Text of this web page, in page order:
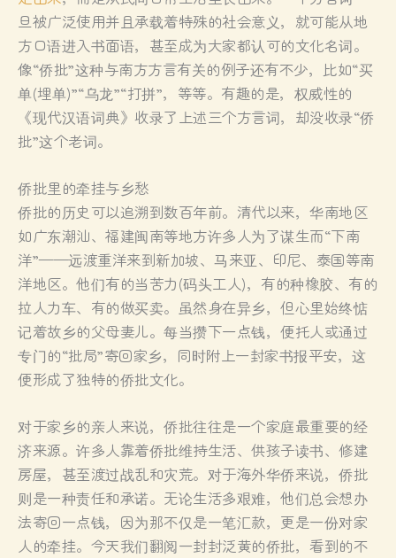
旦被广泛使用并且承载着特殊的社会意义，就可能从地
方口语进入书面语，甚至成为大家都认可的文化名词。
像“侨批”这种与南方方言有关的例子还有不少，比如“买
单(埋单)”“乌龙”“打拼”，等等。有趣的是，权威性的
《现代汉语词典》收录了上述三个方言词，却没收录“侨
批”这个老词。
侨批里的牵挂与乡愁
侨批的历史可以追溯到数百年前。清代以来，华南地区
如广东潮汕、福建闽南等地方许多人为了谋生而“下南
洋”——远渡重洋来到新加坡、马来亚、印尼、泰国等南
洋地区。他们有的当苦力(码头工人)，有的种橡胶、有的
拉人力车、有的做买卖。虽然身在异乡，但心里始终惦
记着故乡的父母妻儿。每当攒下一点钱，便托人或通过
专门的“批局”寄回家乡，同时附上一封家书报平安，这
便形成了独特的侨批文化。
对于家乡的亲人来说，侨批往往是一个家庭最重要的经
济来源。许多人靠着侨批维持生活、供孩子读书、修建
房屋，甚至渡过战乱和灾荒。对于海外华侨来说，侨批
则是一种责任和承诺。无论生活多艰难，他们总会想办
法寄回一点钱，因为那不仅是一笔汇款，更是一份对家
人的牵挂。今天我们翻阅一封封泛黄的侨批，看到的不